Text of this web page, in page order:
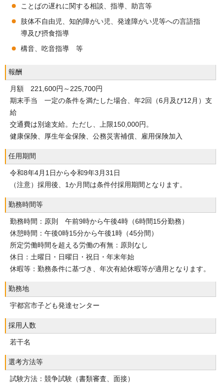
ことばの遅れに関する相談、指導、助言等
肢体不自由児、知的障がい児、発達障がい児等への言語指
導及び摂食指導
構音、吃音指導 等
報酬
月額 221,600円～225,700円
期末手当 一定の条件を満たした場合、年2回（6月及び12月）支
給
交通費は別途支給。ただし、上限150,000円。
健康保険、厚生年金保険、公務災害補償、雇用保険加入
任用期間
令和8年4月1日から令和9年3月31日
（注意）採用後、1か月間は条件付採用期間となります。
勤務時間等
勤務時間：原則 午前9時から午後4時（6時間15分勤務）
休憩時間：午後0時15分から午後1時（45分間）
所定労働時間を超える労働の有無：原則なし
休日：土曜日・日曜日・祝日・年末年始
休暇等：勤務条件に基づき、年次有給休暇等が適用となります。
勤務地
宇都宮市子ども発達センター
採用人数
若干名
選考方法等
試験方法：競争試験（書類審査、面接）